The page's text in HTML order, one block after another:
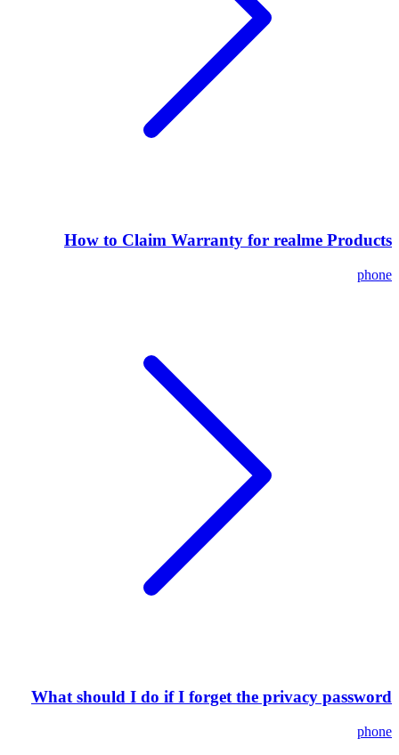
How to Claim Warranty for realme Products
phone
What should I do if I forget the privacy password
phone